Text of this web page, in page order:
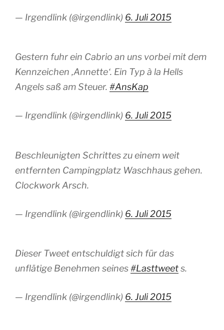
— Irgendlink (@irgendlink) 6. Juli 2015
Gestern fuhr ein Cabrio an uns vorbei mit dem
Kennzeichen ‚Annette‘. Ein Typ à la Hells
Angels saß am Steuer. #AnsKap
— Irgendlink (@irgendlink) 6. Juli 2015
Beschleunigten Schrittes zu einem weit
entfernten Campingplatz Waschhaus gehen.
Clockwork Arsch.
— Irgendlink (@irgendlink) 6. Juli 2015
Dieser Tweet entschuldigt sich für das
unflätige Benehmen seines#Lasttweets.
— Irgendlink (@irgendlink) 6. Juli 2015